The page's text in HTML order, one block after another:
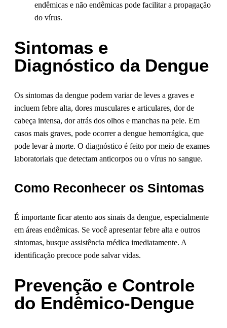
endêmicas e não endêmicas pode facilitar a propagação
do vírus.
Sintomas e
Diagnóstico da Dengue
Os sintomas da dengue podem variar de leves a graves e
incluem febre alta, dores musculares e articulares, dor de
cabeça intensa, dor atrás dos olhos e manchas na pele. Em
casos mais graves, pode ocorrer a dengue hemorrágica, que
pode levar à morte. O diagnóstico é feito por meio de exames
laboratoriais que detectam anticorpos ou o vírus no sangue.
Como Reconhecer os Sintomas
É importante ficar atento aos sinais da dengue, especialmente
em áreas endêmicas. Se você apresentar febre alta e outros
sintomas, busque assistência médica imediatamente. A
identificação precoce pode salvar vidas.
Prevenção e Controle
do Endêmico-Dengue